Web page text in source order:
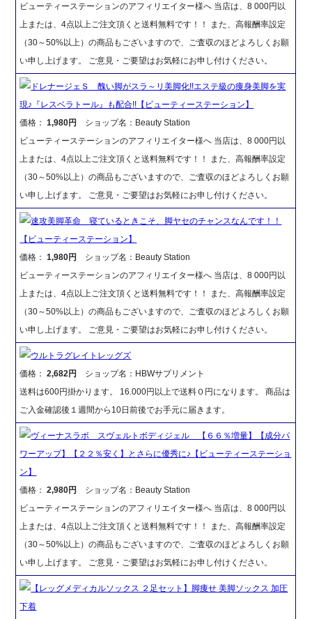
ビューティーステーションのアフィリエイター様へ 当店は、8 000円以
上または、4点以上ご注文頂くと送料無料です！！ また、高報酬率設定
（30～50%以上）の商品もございますので、ご査収のほどよろしくお願
い申し上げます。 ご意見・ご要望はお気軽にお申し付けください。
ドレナージェＳ 醜い脚がスラ～リ美脚化!!エステ級の痩身美脚を実
現♪『レスベラトール』も配合!!【ビューティーステーション】
価格：1,980円
ショップ名：Beauty Station
ビューティーステーションのアフィリエイター様へ 当店は、8 000円以
上または、4点以上ご注文頂くと送料無料です！！ また、高報酬率設定
（30～50%以上）の商品もございますので、ご査収のほどよろしくお願
い申し上げます。 ご意見・ご要望はお気軽にお申し付けください。
速攻美脚革命 寝ているときこそ、脚ヤセのチャンスなんです！！
【ビューティーステーション】
価格：1,980円
ショップ名：Beauty Station
ビューティーステーションのアフィリエイター様へ 当店は、8 000円以
上または、4点以上ご注文頂くと送料無料です！！ また、高報酬率設定
（30～50%以上）の商品もございますので、ご査収のほどよろしくお願
い申し上げます。 ご意見・ご要望はお気軽にお申し付けください。
ウルトラグレイトレッグズ
価格：2,682円
ショップ名：HBWサプリメント
送料は600円掛かります。 16.000円以上で送料０円になります。 商品は
ご入金確認後１週間から10日前後でお手元に届きます。
ヴィーナスラボ スヴェルトボディジェル 【６６％増量】【成分パ
ワーアップ】【２２％安く】とさらに優秀に♪【ビューティーステーショ
ン】
価格：2,980円
ショップ名：Beauty Station
ビューティーステーションのアフィリエイター様へ 当店は、8 000円以
上または、4点以上ご注文頂くと送料無料です！！ また、高報酬率設定
（30～50%以上）の商品もございますので、ご査収のほどよろしくお願
い申し上げます。 ご意見・ご要望はお気軽にお申し付けください。
【レッグメディカルソックス ２足セット】脚痩せ 美脚ソックス 加圧
下着